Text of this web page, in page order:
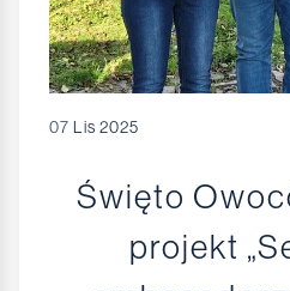
07 Lis 2025
Święto
projekt